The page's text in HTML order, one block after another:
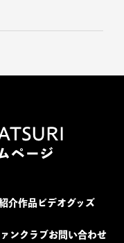
介作品ビデオグッズ
ンクラブ お問い合わせ